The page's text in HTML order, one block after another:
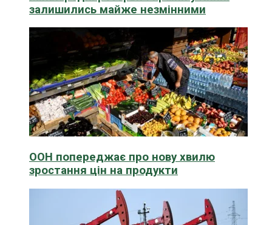
залишились майже незмінними
ООН попереджає про нову хвилю
зростання цін на продукти